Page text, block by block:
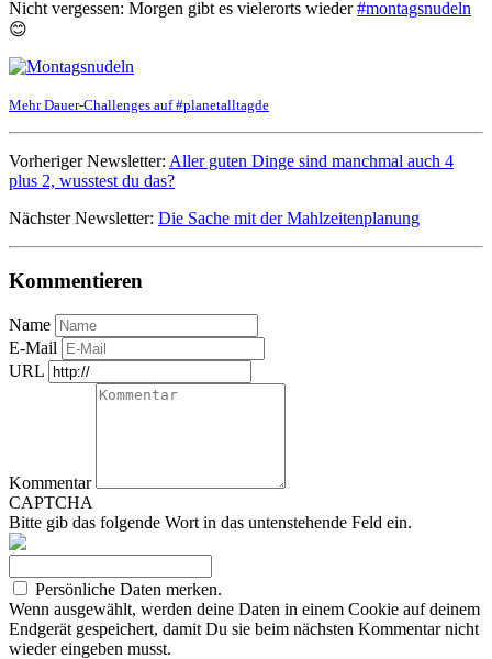
Nicht vergessen: Morgen gibt es vielerorts wieder#montagsnudeln
😊
Mehr Dauer-Challenges auf #planetalltagde
Vorheriger Newsletter: Aller guten Dinge sind manchmal auch 4
plus 2, wusstest du das?
Nächster Newsletter: Die Sache mit der Mahlzeitenplanung
Kommentieren
Name
E-Mail
URL
Kommentar
CAPTCHA
Bitte gib das folgende Wort in das untenstehende Feld ein.
Persönliche Daten merken.
Wenn ausgewählt, werden deine Daten in einem Cookie auf deinem
Endgerät gespeichert, damit Du sie beim nächsten Kommentar nicht
wieder eingeben musst.